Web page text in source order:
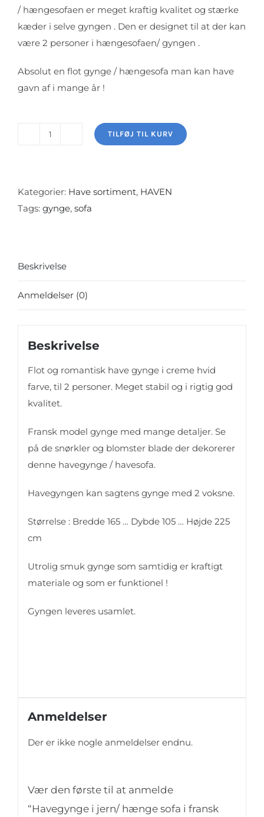
/ hængesofaen er meget kraftig kvalitet og stærke
kæder i selve gyngen . Den er designet til at der kan
være 2 personer i hængesofaen/ gyngen .
Absolut en flot gynge / hængesofa man kan have
gavn af i mange år !
Havegynge
hænge
sofa
TILFØJ TIL KURV
Kategorier: Have sortiment, HAVEN
Tags: gynge, sofa
Beskrivelse
Anmeldelser (0)
Beskrivelse
Flot og romantisk have gynge i creme hvid
farve, til 2 personer. Meget stabil og i rigtig god
kvalitet.
Fransk model gynge med mange detaljer. Se
på de snørkler og blomster blade der dekorerer
denne havegynge / havesofa.
Havegyngen kan sagtens gynge med 2 voksne.
Størrelse : Bredde 165 … Dybde 105 … Højde 225
cm
Utrolig smuk gynge som samtidig er kraftigt
materiale og som er funktionel !
Gyngen leveres usamlet.
Anmeldelser
Der er ikke nogle anmeldelser endnu.
Vær den første til at anmelde
“Havegynge i jern/ hænge sofa i fransk